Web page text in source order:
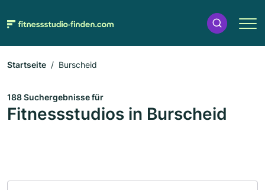
Startseite Burscheid
188 Suchergebnisse für
Fitnessstudios in Burscheid